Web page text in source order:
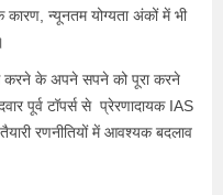
कारण, न्यूनतम योग्यता अंकों में भी
करने के अपने सपने को पूरा करने
पूर्व टॉपर्स से प्रेरणादायक IAS
रणनीतियों में आवश्यक बदलाव